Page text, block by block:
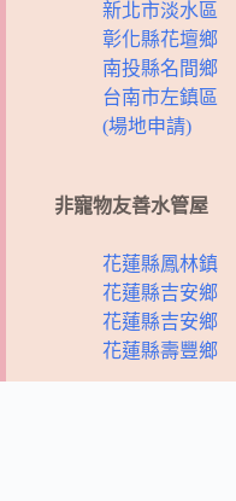
新北市淡水區
彰化縣花壇鄉
南投縣名間鄉
台南市左鎮區
(場地申請)
非寵物友善水管屋
花蓮縣鳳林鎮
花蓮縣吉安鄉
花蓮縣吉安鄉
花蓮縣壽豐鄉